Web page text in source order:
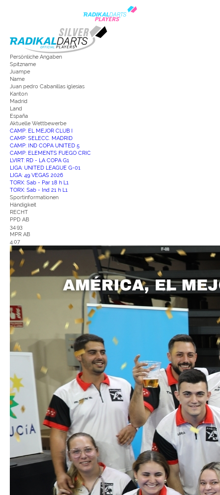
Persönliche Angaben
Spitzname
Juampe
Name
Juan pedro Cabanillas iglesias
Kanton
Madrid
Land
España
Aktuelle Wettbewerbe
CAMP: EL MEJOR CLUB I
CAMP: SELECC. MADRID
CAMP: IND COPA UNITED 5
CAMP: ELEMENTS FUEGO CRIC
LVIRT: RD - LA COPA G1
LIGA: UNITED LEAGUE G-01
LIGA: 49 VEGAS 2026
TORX: Sab - Par 18 h L1
TORX: Sab - Ind 21 h L1
Sportinformationen
Händigkeit
RECHT
PPD AB
34.93
MPR AB
4.07